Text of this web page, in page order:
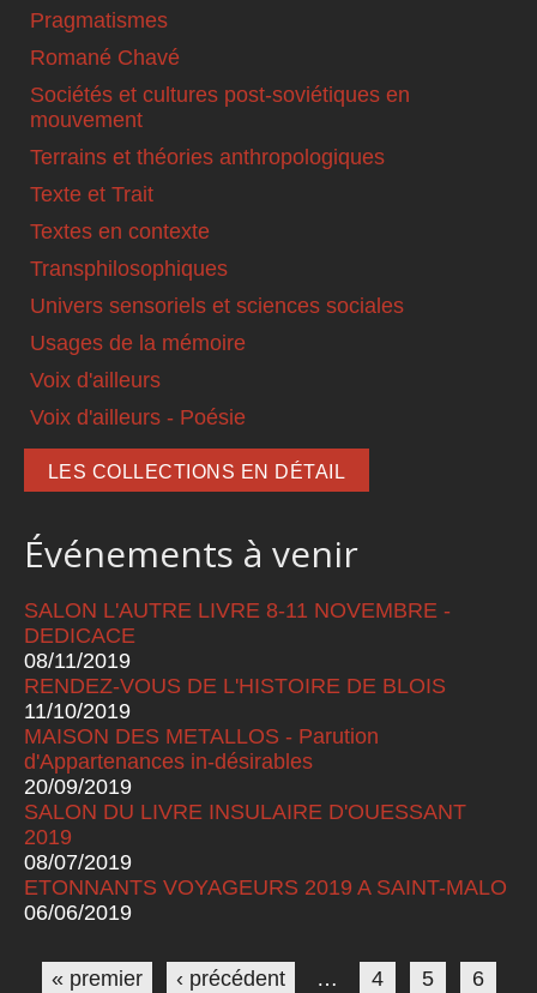
Pragmatismes
Romané Chavé
Sociétés et cultures post-soviétiques en
mouvement
Terrains et théories anthropologiques
Texte et Trait
Textes en contexte
Transphilosophiques
Univers sensoriels et sciences sociales
Usages de la mémoire
Voix d'ailleurs
Voix d'ailleurs - Poésie
LES COLLECTIONS EN DÉTAIL
Événements à venir
SALON L'AUTRE LIVRE 8-11 NOVEMBRE -
DEDICACE
08/11/2019
RENDEZ-VOUS DE L'HISTOIRE DE BLOIS
11/10/2019
MAISON DES METALLOS - Parution
d'Appartenances in-désirables
20/09/2019
SALON DU LIVRE INSULAIRE D'OUESSANT
2019
08/07/2019
ETONNANTS VOYAGEURS 2019 A SAINT-MALO
06/06/2019
Pages
« premier ‹ précédent … 4 5 6